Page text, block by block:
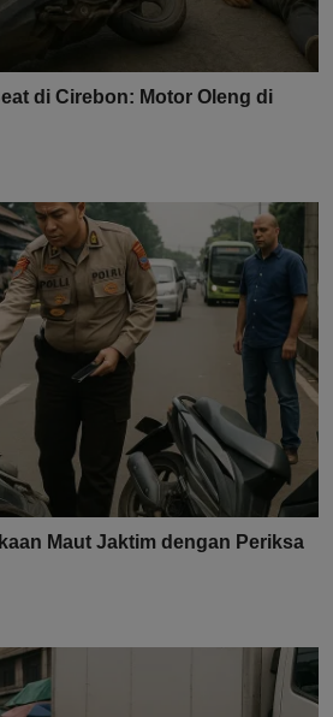
di Cirebon: Motor Oleng di
Maut Jaktim dengan Periksa